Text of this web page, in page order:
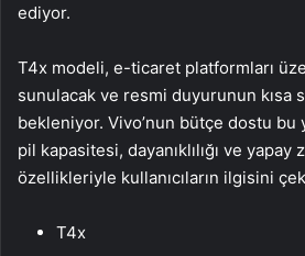
ediyor.
T4x modeli, e-ticaret platformları
sunulacak ve resmi duyurunun kısa
bekleniyor. Vivo’nun bütçe dostu
pil kapasitesi, dayanıklılığı ve
özellikleriyle kullanıcıların ilgisini
T4x